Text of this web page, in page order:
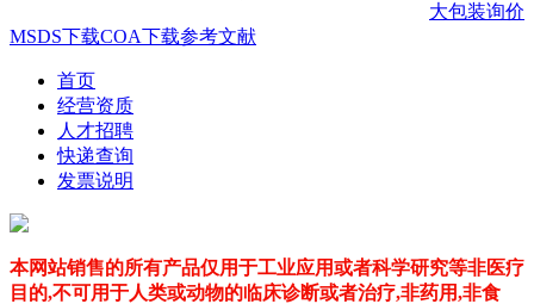
大包装询价
MSDS下载COA下载参考文献
首页
经营资质
人才招聘
快递查询
发票说明
本网站销售的所有产品仅用于工业应用或者科学研究等非医疗
目的,不可用于人类或动物的临床诊断或者治疗,非药用,非食